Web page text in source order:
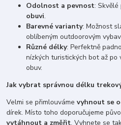
Odolnost a pevnost:
obuvi.
Barevné varianty: Možnost
oblíbeným outdoorovým
Různé délky: Perfektně
nízkých turistických bot až po
obuv.
Jak vybrat správnou délku
Velmi se přimlouvámevyhnout se
dírek. Místo toho doporučujeme
vytáhnout a změřit. Vyhnete se